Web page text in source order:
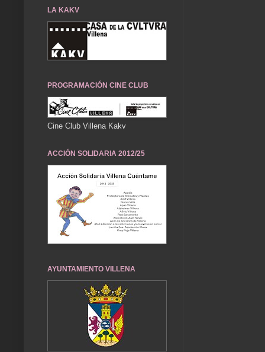
LA KAKV
PROGRAMACIÓN CINE CLUB
Cine Club Villena Kakv
ACCIÓN SOLIDARIA 2012/25
AYUNTAMIENTO VILLENA